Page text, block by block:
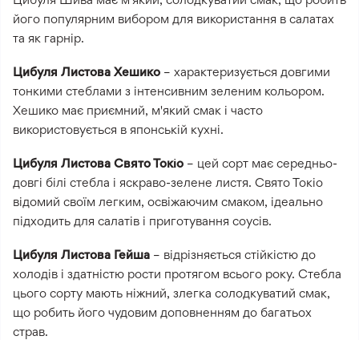
його популярним вибором для використання в салатах
та як гарнір.
Цибуля Листова Хешико – характеризується довгими
тонкими стеблами з інтенсивним зеленим кольором.
Хешико має приємний, м'який смак і часто
використовується в японській кухні.
Цибуля Листова Свято Токіо – цей сорт має середньо-
довгі білі стебла і яскраво-зелене листя. Свято Токіо
відомий своїм легким, освіжаючим смаком, ідеально
підходить для салатів і приготування соусів.
Цибуля Листова Гейша – відрізняється стійкістю до
холодів і здатністю рости протягом всього року. Стебла
цього сорту мають ніжний, злегка солодкуватий смак,
що робить його чудовим доповненням до багатьох
страв.